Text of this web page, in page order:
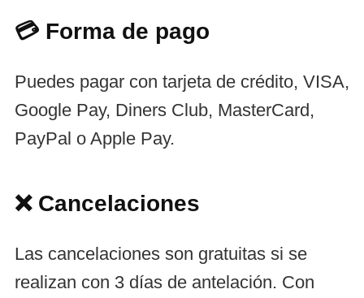
💳 Forma de pago
Puedes pagar con tarjeta de crédito, VISA,
Google Pay, Diners Club, MasterCard,
PayPal o Apple Pay.
❌ Cancelaciones
Las cancelaciones son gratuitas si se
realizan con 3 días de antelación. Con